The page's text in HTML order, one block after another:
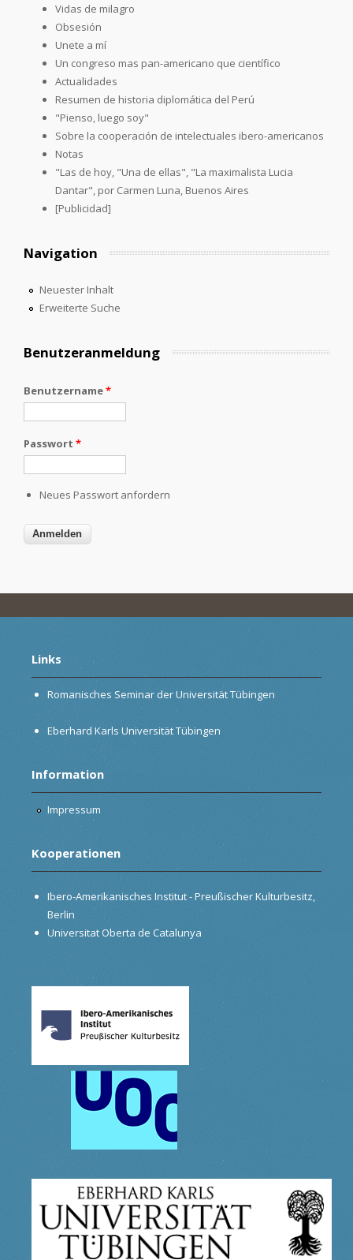
Vidas de milagro
Obsesión
Unete a mí
Un congreso mas pan-americano que científico
Actualidades
Resumen de historia diplomática del Perú
"Pienso, luego soy"
Sobre la cooperación de intelectuales ibero-americanos
Notas
"Las de hoy, "Una de ellas", "La maximalista Lucia
Dantar", por Carmen Luna, Buenos Aires
[Publicidad]
Navigation
Neuester Inhalt
Erweiterte Suche
Benutzeranmeldung
Benutzername*
Passwort *
Neues Passwort anfordern
Links
Romanisches Seminar der Universität Tübingen
Eberhard Karls Universität Tübingen
Information
Impressum
Kooperationen
Ibero-Amerikanisches Institut - Preußischer Kulturbesitz,
Berlin
Universitat Oberta de Catalunya